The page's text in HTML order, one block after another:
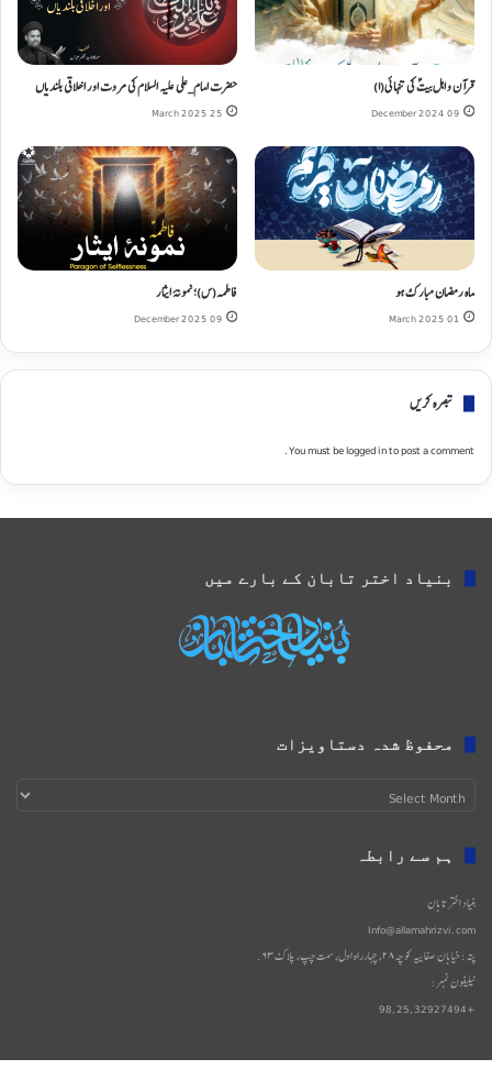
قرآن و اہل بیتؑ کی تنہائی(۱)
09 December 2024
حضرت امام_علی علیه السلام کی مروت اور اخلاقی بلندیاں
25 March 2025
ماہ رمضان مبارک ہو
01 March 2025
فاطمہ(س)؛ نمونۂ ایثار
09 December 2025
تبصره کریں
You must belogged into post a comment.
بنیاد اختر تابان کے بارے میں
محفوظ شدہ دستاویزات
محفوظ
ہم سے رابطہ
بنیاد اختر تابان
Info@allamahrizvi.com
پتہ: خیابان صفاییه کوچه۲۸، چهار‌راه اول، سمت چپ، پلاک۶۳.
ٹیلیفون نمبر:
+98,25,32927494